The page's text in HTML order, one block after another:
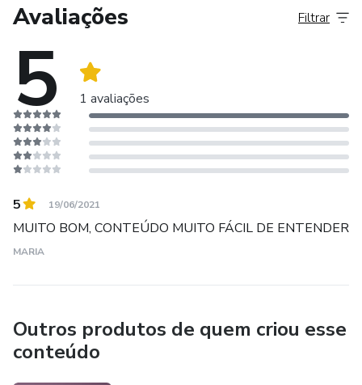
Avaliações
5 1 avaliações
Filtrar
5 19/06/2021
MUITO BOM, CONTEÚDO MUITO FÁCIL DE ENTENDER
MARIA
Outros produtos de quem criou esse
conteúdo